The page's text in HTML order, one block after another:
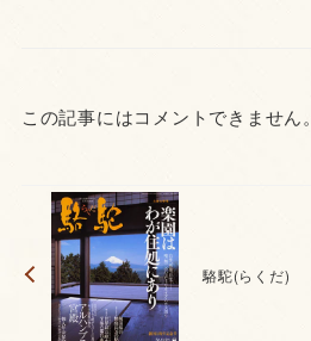
この記事にはコメントできません。
駱駝(らくだ)